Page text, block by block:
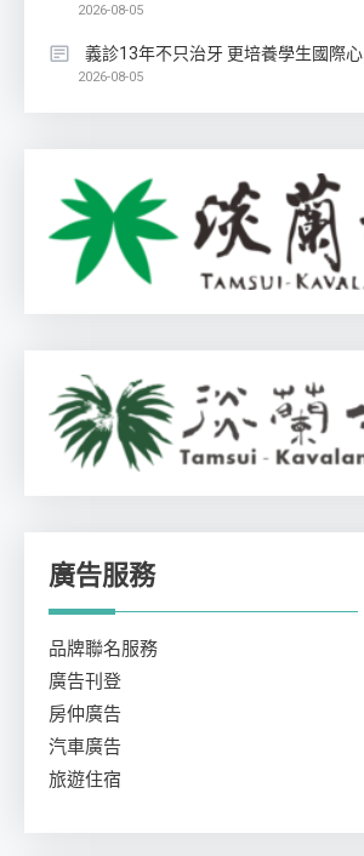
2026-08-05
義診13年不只治牙 更培養學生國際心
2026-08-05
廣告服務
品牌聯名服務
廣告刊登
房仲廣告
汽車廣告
旅遊住宿